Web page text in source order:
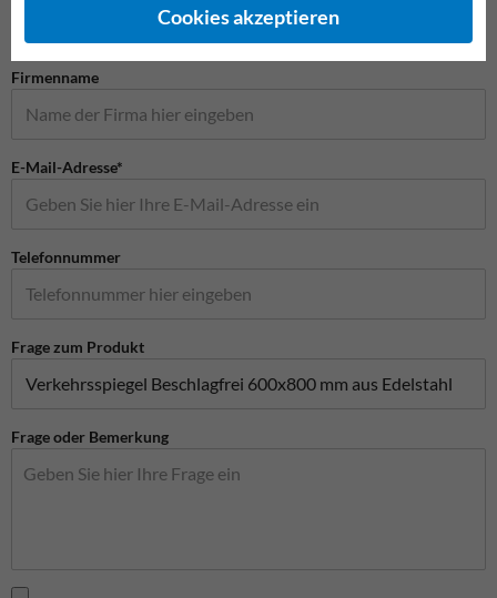
Firmenname
E-Mail-Adresse*
Telefonnummer
Frage zum Produkt
Frage oder Bemerkung
Cookies akzeptieren